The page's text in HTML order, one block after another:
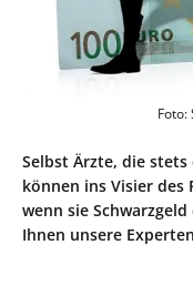
Foto:
Selbst Ärzte, die
können ins Visier des
wenn sie
Ihnen unsere